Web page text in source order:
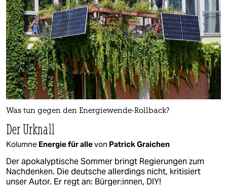
Was tun gegen den Energiewende-Rollback?
Der Urknall
Kolumne Energie für allevon Patrick Graichen
Der apokalyptische Sommer bringt Regierungen zum
Nachdenken. Die deutsche allerdings nicht, kritisiert
unser Autor. Er regt an: Bürger:innen, DIY!